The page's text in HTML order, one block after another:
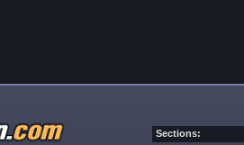
Sections: